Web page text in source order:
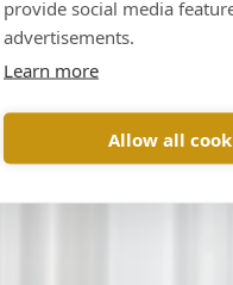
provide social media
advertisements.
Learn more
Allow all